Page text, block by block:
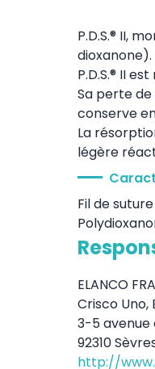
P.D.S.® II,
dioxanone).
P.D.S.® II
Sa perte de
conserve
La
légère
Fil de
ELANCO
Crisco Uno,
3-5 avenue
92310
http://